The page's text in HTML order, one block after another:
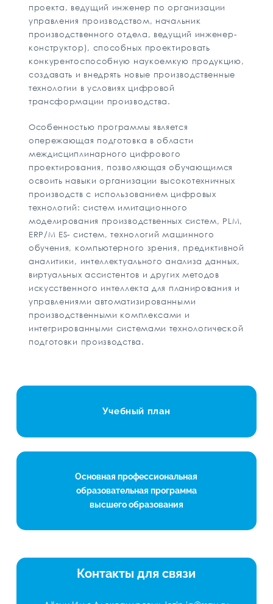
проекта, ведущий инженер по организации
управления производством, начальник
производственного отдела, ведущий инженер-
конструктор), способных проектировать
конкурентоспособную наукоемкую продукцию,
создавать и внедрять новые производственные
технологии в условиях цифровой
трансформации производства.
Особенностью программы является
опережающая подготовка в области
междисциплинарного цифрового
проектирования, позволяющая обучающимся
освоить навыки организации высокотехничных
производств с использованием цифровых
технологий: систем имитационного
моделирования производственных систем, PLM,
ERP/M ES- систем, технологий машинного
обучения, компьютерного зрения, предиктивной
аналитики, интеллектуального анализа данных,
виртуальных ассистентов и других методов
искусственного интеллекта для планирования и
управлениями автоматизированными
производственными комплексами и
интегрированными системами технологической
подготовки производства.
Учебный план
Основная профессиональная
образовательная программа
высшего образования
Контакты для связи